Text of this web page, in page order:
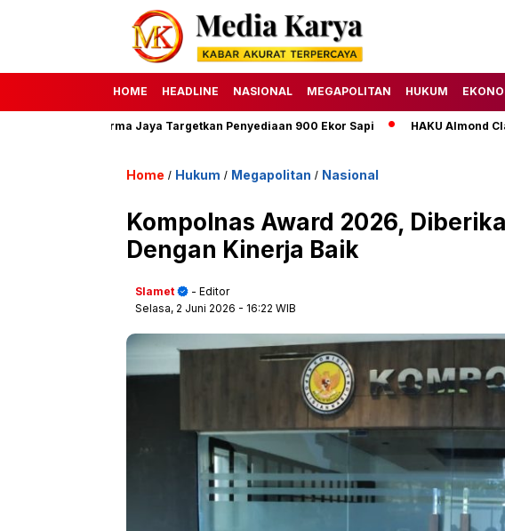
HOME HEADLINE NASIONAL MEGAPOLITAN HUKUM
Dharma Jaya Targetkan Penyediaan 900 Ekor Sapi HAKU Almond Classic
Home / Hukum / Megapolitan / Nasional
Kompolnas Award 2026,
Dengan Kinerja Baik
Slamet
- Editor
Selasa, 2 Juni 2026 - 16:22 WIB